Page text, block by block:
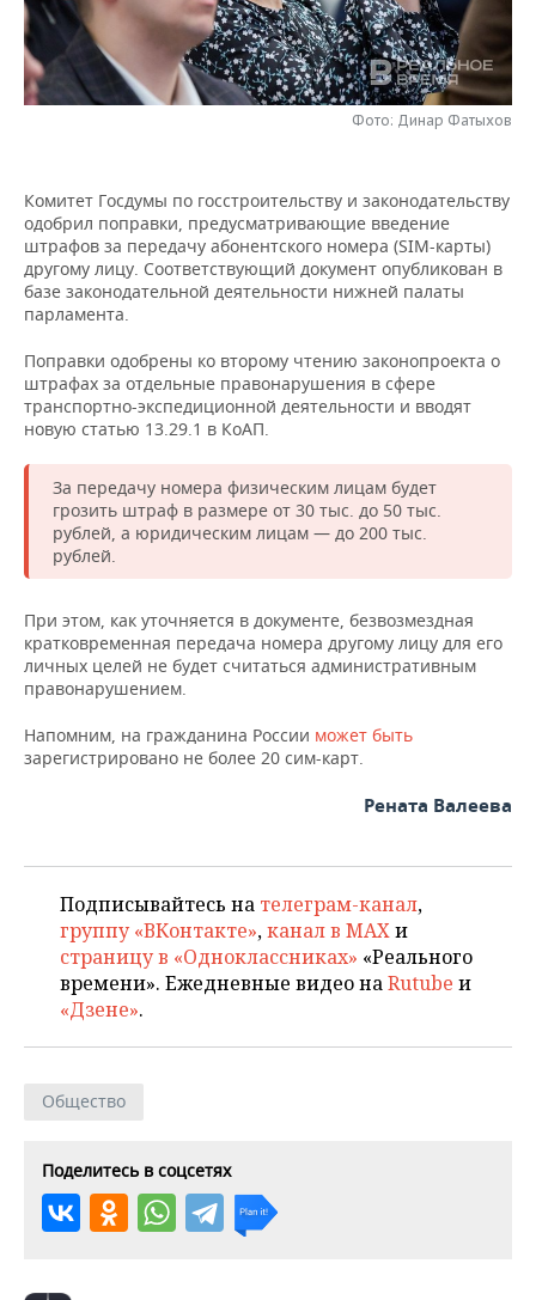
НЕФТЕХИМИЯ
НЕФТЬ
РОЗНИЧНАЯ ТОРГОВЛЯ
ТРАНСПОРТ
НОВОСТИ ТЕХНОЛОГИЙ
IT
ТЕЛЕКОММУНИКАЦИИ
МЕРОПРИЯТИЯ
НОВОСТИ МЕРОПРИЯТИЙ
БИЗНЕС-БРАНЧИ
ONLINE-КОНФЕРЕНЦИИ
ОТКРЫТАЯ ЛЕКЦИЯ
СПОРТ
ФУТБОЛ
ХОККЕЙ
БАСКЕТБОЛ
ВОЛЕЙБОЛ
КИБЕРСПОРТ
ФИГУРНОЕ КАТАНИЕ
ВОДНЫЕ ВИДЫ СПОРТА
НОВОСТИ ОБЩЕСТВА
ВЛАСТЬ
ИНФРАСТРУКТУРА
ИСТОРИЯ
КУЛЬТУРА
МЕДИЦИНА
ОБРАЗОВАНИЕ
ФОТОГАЛЕРЕЯ
СЮЖЕТЫ
СПРАВОЧНИК
СПИСОК ПЕРСОН
СПИСОК КОМПАНИЙ
ПОЛНАЯ ВЕРСИЯ
Фото: Динар Фатыхов
Комитет Госдумы по госстроительству и законодательству
одобрил поправки, предусматривающие введение
штрафов за передачу абонентского номера (SIM-карты)
другому лицу. Соответствующий документ опубликован в
базе законодательной деятельности нижней палаты
парламента.
Поправки одобрены ко второму чтению законопроекта о
штрафах за отдельные правонарушения в сфере
транспортно-экспедиционной деятельности и вводят
новую статью 13.29.1 в КоАП.
За передачу номера физическим лицам будет
грозить штраф в размере от 30 тыс. до 50 тыс.
рублей, а юридическим лицам — до 200 тыс.
рублей.
При этом, как уточняется в документе, безвозмездная
кратковременная передача номера другому лицу для его
личных целей не будет считаться административным
правонарушением.
Напомним, на гражданина России может быть
зарегистрировано не более 20 сим-карт.
Рената Валеева
Подписывайтесь на телеграм-канал,
группу «ВКонтакте»,канал в MAXи
страницу в «Одноклассниках» «Реального
времени». Ежедневные видео наRutube и
«Дзене».
Общество
Поделитесь в соцсетях